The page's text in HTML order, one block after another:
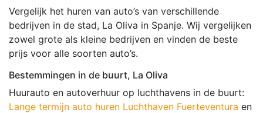
Vergelijk het huren van auto’s van verschillende
bedrijven in de stad, La Oliva in Spanje. Wij vergelijken
zowel grote als kleine bedrijven en vinden de beste
prijs voor alle soorten auto’s.
Bestemmingen in de buurt, La Oliva
Huurauto en autoverhuur op luchthavens in de buurt:
Lange termijn auto huren Luchthaven Fuerteventura en